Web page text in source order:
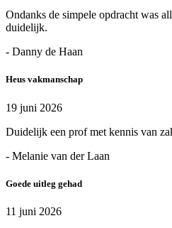
Ondanks de simpele opdracht was
duidelijk.
- Danny de Haan
Heus vakmanschap
19 juni 2026
Duidelijk een prof met kennis van
- Melanie van der Laan
Goede uitleg gehad
11 juni 2026